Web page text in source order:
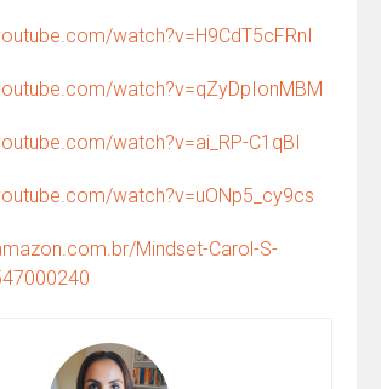
watch?v=H9CdT5cFRnI
watch?v=qZyDpIonMBM
watch?v=ai_RP-C1qBI
watch?v=uONp5_cy9cs
Mindset-Carol-S-